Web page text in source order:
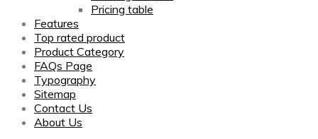
Pricing table
Features
Top rated product
Product Category
FAQs Page
Typography
Sitemap
Contact Us
About Us